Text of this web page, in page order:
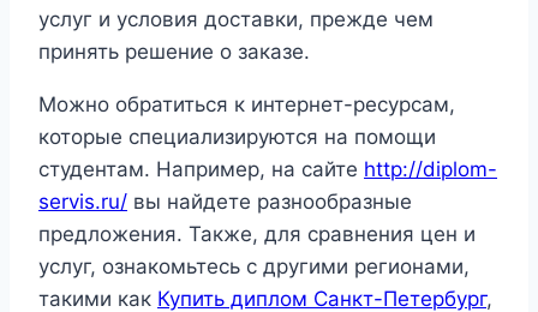
услуг и условия доставки, прежде чем
принять решение о заказе.
Можно обратиться к интернет-ресурсам,
которые специализируются на помощи
студентам. Например, на сайте http://diplom-
servis.ru/ вы найдете разнообразные
предложения. Также, для сравнения цен и
услуг, ознакомьтесь с другими регионами,
такими как Купить диплом Санкт-Петербург,